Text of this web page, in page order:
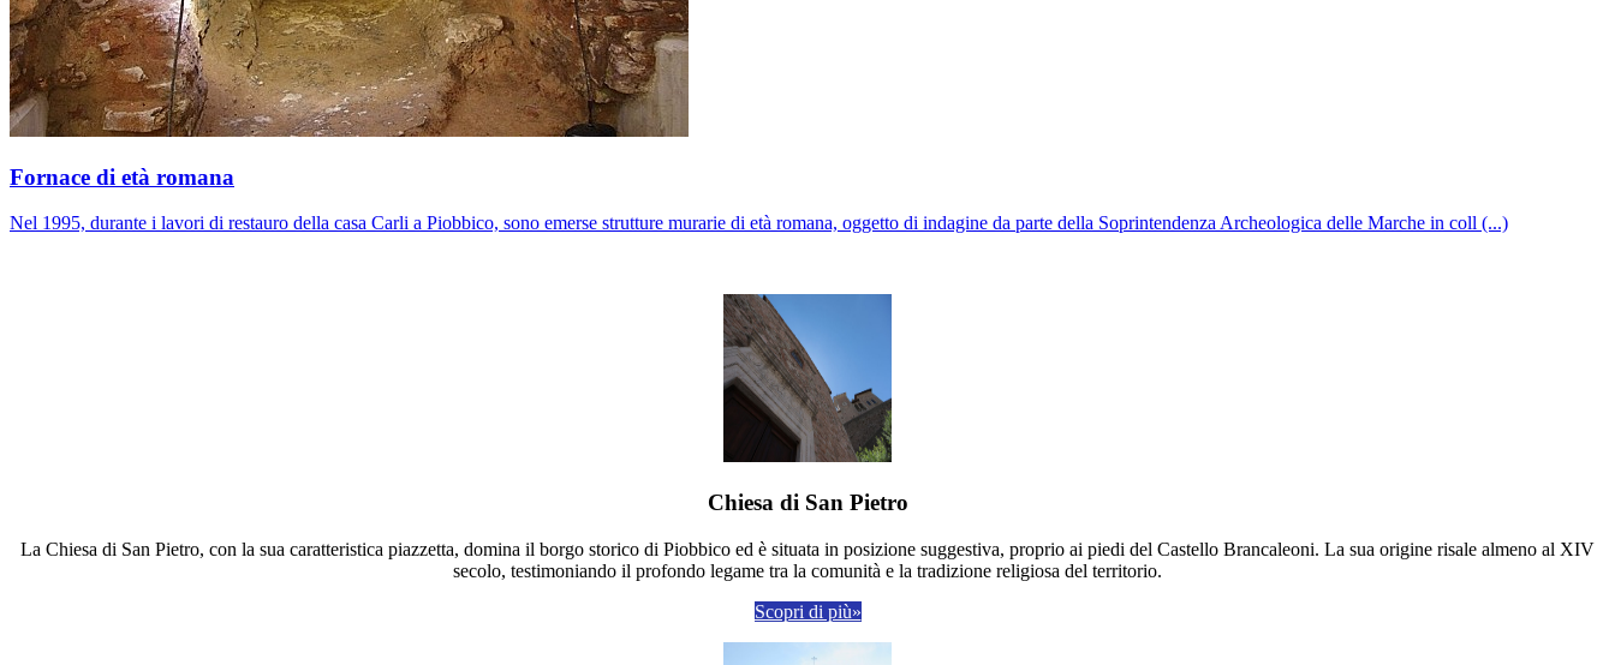
Fornace di età romana
Nel 1995, durante i lavori di restauro della casa Carli a Piobbico, sono emerse strutture murarie di età romana, oggetto di indagine da parte della Soprintendenza Archeologica delle Marche in coll (...)
Chiesa di San Pietro
La Chiesa di San Pietro, con la sua caratteristica piazzetta, domina il borgo storico di Piobbico ed è situata in posizione suggestiva, proprio ai piedi del Castello Brancaleoni. La sua origine risale almeno al XIV
secolo, testimoniando il profondo legame tra la comunità e la tradizione religiosa del territorio.
Scopri di più»